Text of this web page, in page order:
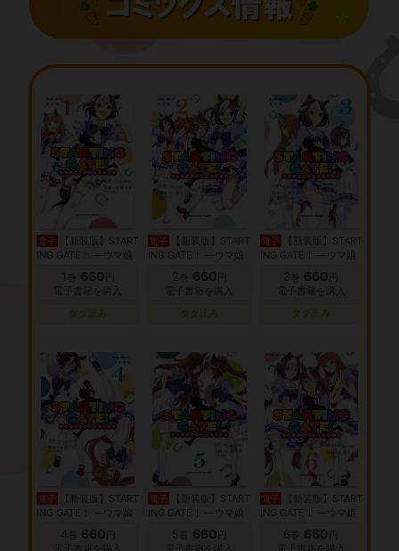
電子
【新装版】START
ING GATE！ ―ウマ娘
1 巻 660
電子書籍を購入
タダ読み
電子
【新装版】START
ING GATE！ ―ウマ娘
（２） 巻 660
電子書籍を購入
タダ読み
電子
【新装版】START
ING GATE！ ―ウマ娘
（３）3 巻 660
電子書籍を購入
タダ読み
電子
【新装版】START
ING GATE！ ―ウマ娘
（４）4 巻 660
電子書籍を購入
電子
【新装版】START
ING GATE！ ―ウマ娘
（５）5 巻 660
電子書籍を購入
電子
【新装版】START
ING GATE！ ―ウマ娘
（６）
6 巻 660
電子書籍を購入